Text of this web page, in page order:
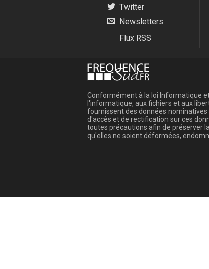
Twitter
Newsletters
Flux RSS
Conformément à la loi Informatique
l'informatique, aux fichiers et aux
fournissent des données
d'accès et de rectification sur ces
toutes précautions afin de préserver
qu'elles ne soient déformées,